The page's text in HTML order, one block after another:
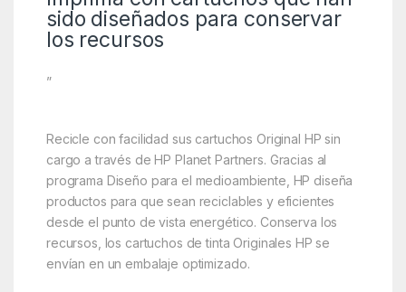
sido diseñados para conservar
los recursos
”
Recicle con facilidad sus cartuchos Original HP sin
cargo a través de HP Planet Partners. Gracias al
programa Diseño para el medioambiente, HP diseña
productos para que sean reciclables y eficientes
desde el punto de vista energético. Conserva los
recursos, los cartuchos de tinta Originales HP se
envían en un embalaje optimizado.